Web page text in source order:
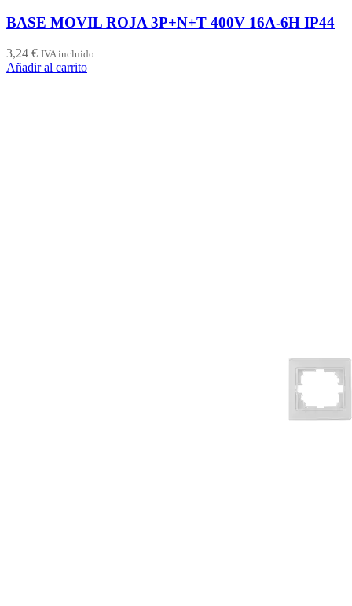
BASE MOVIL ROJA 3P+N+T 400V 16A-6H IP44
3,24 € IVA incluido
Añadir al carrito